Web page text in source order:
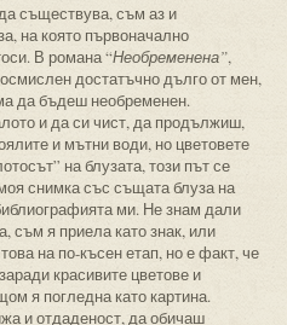
съществува, съм аз и
на която първоначално
В романа “Необременена”,
достатъчно дълго от мен,
да бъдеш необременен.
и да си чист, да продължиш,
и мътни води, но цветовете
на блузата, този път се
снимка със същата блуза на
ми. Не знам дали
съм я приела като знак, или
на по-късен етап, но е факт, че
красивите цветове и
я погледна като картина.
и отдаденост, да обичаш